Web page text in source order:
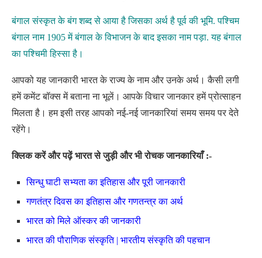
बंगाल संस्कृत के बंग शब्द से आया है जिसका अर्थ है पूर्व की भूमि. पश्चिम
बंगाल नाम 1905 में बंगाल के विभाजन के बाद इसका नाम पड़ा. यह बंगाल
का पश्चिमी हिस्सा है।
आपको यह जानकारी भारत के राज्य के नाम और उनके अर्थ। कैसी लगी
हमें कमेंट बॉक्स में बताना ना भूलें। आपके विचार जानकार हमें प्रोत्साहन
मिलता है। हम इसी तरह आपको नई-नई जानकारियां समय समय पर देते
रहेंगे।
क्लिक करें और पढ़ें भारत से जुड़ी और भी रोचक जानकारियाँ :-
सिन्धु घाटी सभ्यता का इतिहास और पूरी जानकारी
गणतंत्र दिवस का इतिहास और गणतन्त्र का अर्थ
भारत को मिले ऑस्कर की जानकारी
भारत की पौराणिक संस्कृति | भारतीय संस्कृति की पहचान